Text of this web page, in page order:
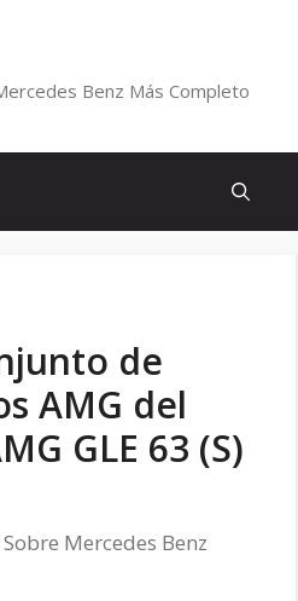
Benz Más Completo
de
AMG del
GLE 63 (S)
Mercedes Benz